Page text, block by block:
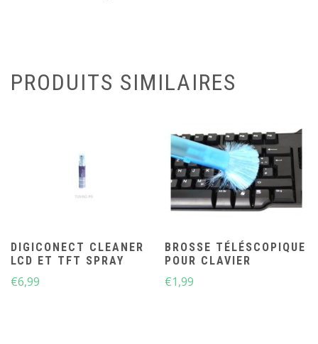
PRODUITS SIMILAIRES
DIGICONECT CLEANER
LCD ET TFT SPRAY
€6,99
BROSSE TÉLÉSCOPIQUE
POUR CLAVIER
€1,99